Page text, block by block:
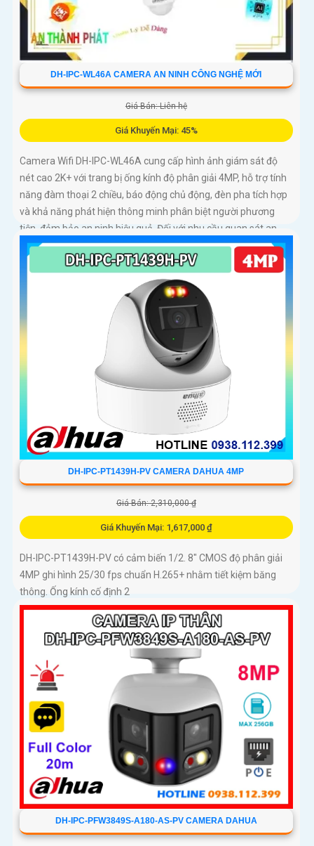
DH-IPC-WL46A CAMERA AN NINH CÔNG NGHỆ MỚI
Giá Bán: Liên hệ
Giá Khuyến Mại: 45%
Camera Wifi DH-IPC-WL46A cung cấp hình ảnh giám sát độ
nét cao 2K+ với trang bị ống kính độ phân giải 4MP, hỗ trợ tính
năng đàm thoại 2 chiều, báo động chủ động, đèn pha tích hợp
và khả năng phát hiện thông minh phân biệt người phương
tiện, đảm bảo an ninh hiệu quả. Đối với nhu cầu quan sát an
ninh ngoài trời thì camera Dahua DH-IPC-WL46A chính là sự
lựa chọn vô cùng phù hợpCamera an ninh không dây DH-IPC-
WL46A là lựa chọn lý tưởng để bảo vệ ngôi nhà hoặc văn
DH-IPC-PT1439H-PV CAMERA DAHUA 4MP
Giá Bán: 2,310,000 ₫
Giá Khuyến Mại: 1,617,000 ₫
DH-IPC-PT1439H-PV có cảm biến 1/2. 8″ CMOS độ phân giải
4MP ghi hình 25/30 fps chuẩn H.265+ nhằm tiết kiệm băng
thông. Ống kính cố định 2
DH-IPC-PFW3849S-A180-AS-PV CAMERA DAHUA